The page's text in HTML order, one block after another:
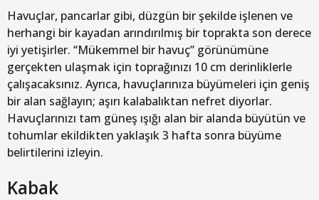
Havuçlar, pancarlar gibi, düzgün bir şekilde işlenen ve
herhangi bir kayadan arındırılmış bir toprakta son derece
iyi yetişirler. “Mükemmel bir havuç” görünümüne
gerçekten ulaşmak için toprağınızı 10 cm derinliklerle
çalışacaksınız. Ayrıca, havuçlarınıza büyümeleri için geniş
bir alan sağlayın; aşırı kalabalıktan nefret diyorlar.
Havuçlarınızı tam güneş ışığı alan bir alanda büyütün ve
tohumlar ekildikten yaklaşık 3 hafta sonra büyüme
belirtilerini izleyin.
Kabak